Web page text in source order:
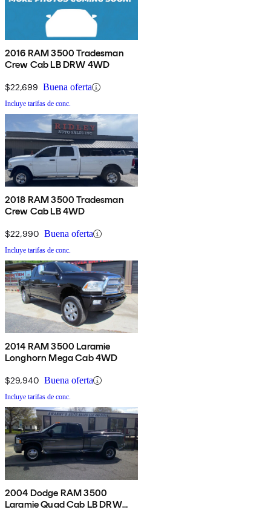
2016 RAM 3500 Tradesman
Crew Cab LB DRW 4WD
$22,699 Buena oferta
Incluye tarifas de conc.
2018 RAM 3500 Tradesman
Crew Cab LB 4WD
$22,990 Buena oferta
Incluye tarifas de conc.
2014 RAM 3500 Laramie
Longhorn Mega Cab 4WD
$29,940 Buena oferta
Incluye tarifas de conc.
2004 Dodge RAM 3500
Laramie Quad Cab LB DRW